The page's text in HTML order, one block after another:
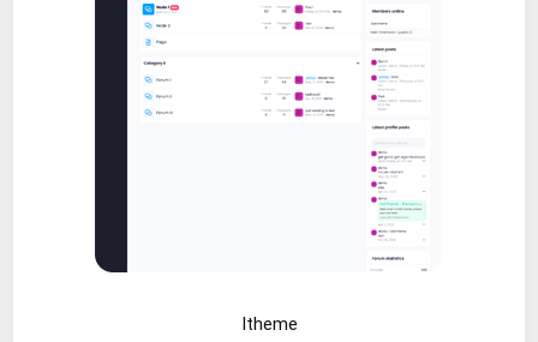
Itheme